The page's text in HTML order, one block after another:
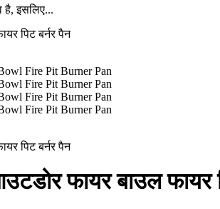
है, इसलिए...
फायर बाउल फायर